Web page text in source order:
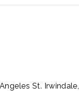
St. Irwindale,